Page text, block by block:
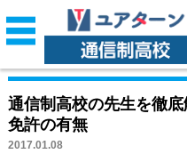
通信制高校の先生を徹
免許の有無
2017.01.08